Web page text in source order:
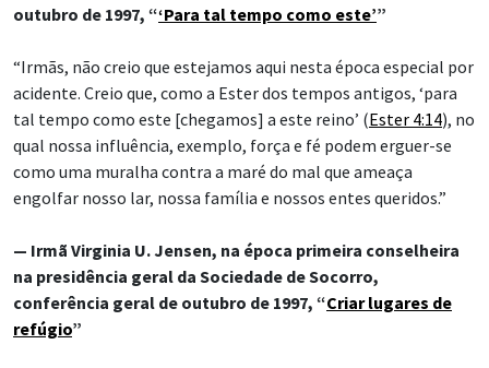
outubro de 1997, “‘Para tal tempo como este’”
“Irmãs, não creio que estejamos aqui nesta época especial por
acidente. Creio que, como a Ester dos tempos antigos, ‘para
tal tempo como este [chegamos] a este reino’ (Ester 4:14), no
qual nossa influência, exemplo, força e fé podem erguer-se
como uma muralha contra a maré do mal que ameaça
engolfar nosso lar, nossa família e nossos entes queridos.”
— Irmã Virginia U. Jensen, na época primeira conselheira
na presidência geral da Sociedade de Socorro,
conferência geral de outubro de 1997, “Criar lugares de
refúgio”